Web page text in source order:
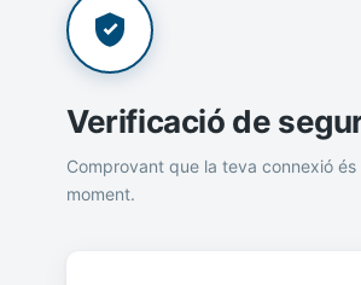
Verificació de
Comprovant que la teva connexió és
moment.